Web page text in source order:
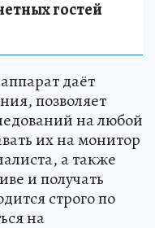
гостей
даёт
позволяет
на любой
их на монитор
а также
и получать
строго по
на